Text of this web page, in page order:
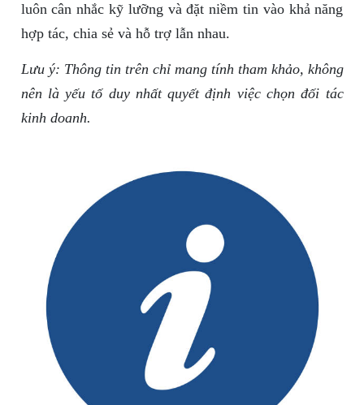
luôn cân nhắc kỹ lưỡng và đặt niềm tin vào khả năng
hợp tác, chia sẻ và hỗ trợ lẫn nhau.
Lưu ý: Thông tin trên chỉ mang tính tham khảo, không
nên là yếu tố duy nhất quyết định việc chọn đối tác
kinh doanh.